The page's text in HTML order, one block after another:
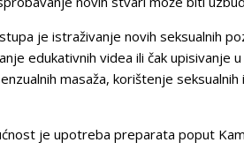
je istraživanje novih seksualnih
edukativnih videa ili čak
masaža, korištenje
je upotreba preparata poput